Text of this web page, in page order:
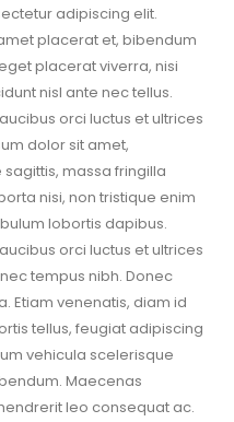
adipiscing elit.
placerat et, bibendum
placerat viverra, nisi
nisl ante nec tellus.
orci luctus et ultrices
dolor sit amet,
massa fringilla
nisi, non tristique enim
lobortis dapibus.
orci luctus et ultrices
tempus nibh. Donec
Etiam venenatis, diam id
tellus, feugiat adipiscing
vehicula scelerisque
Maecenas
leo consequat ac.